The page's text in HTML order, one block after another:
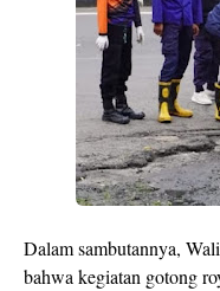
Dalam sambutannya,
bahwa kegiatan gotong